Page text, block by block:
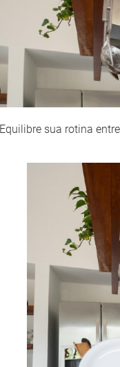
Equilibre sua rotina